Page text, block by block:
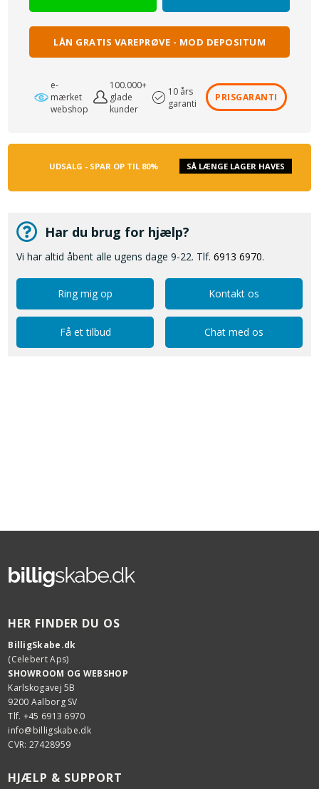
LÅN GRATIS VAREPRØVE - MOD DEPOSITUM
e-
mærket
webshop
100.000+
glade
kunder
10 års
garanti
PRISGARANTI
UDSALG - SPAR OP TIL 80% SÅ LÆNGE LAGER HAVES
Har du brug for hjælp?
Vi har altid åbent alle ugens dage 9-22. Tlf.6913 6970.
Ring mig op Kontakt os
Få et tilbud Chat med os
HER FINDER DU OS
BilligSkabe.dk
(Celebert Aps)
SHOWROOM OG WEBSHOP
Karlskogavej 5B
9200 Aalborg SV
Tlf. +45 6913 6970
info@billigskabe.dk
CVR: 27428959
HJÆLP & SUPPORT